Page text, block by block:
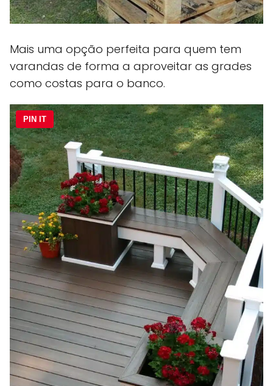
Mais uma opção perfeita para quem tem
varandas de forma a aproveitar as grades
como costas para o banco.
PIN IT